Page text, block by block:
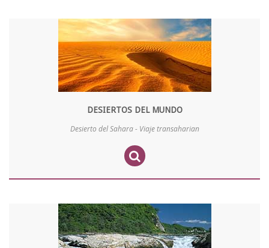
DESIERTOS DEL MUNDO
Desierto del Sahara - Viaje transaharian